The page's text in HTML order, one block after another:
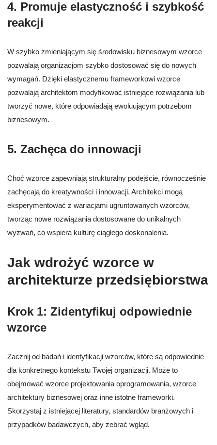
4. Promuje elastyczność i szybkość
reakcji
W szybko zmieniającym się środowisku biznesowym wzorce
pozwalają organizacjom szybko dostosować się do nowych
wymagań. Dzięki elastycznemu frameworkowi wzorce
pozwalają architektom modyfikować istniejące rozwiązania lub
tworzyć nowe, które odpowiadają ewoluującym potrzebom
biznesowym.
5. Zachęca do innowacji
Choć wzorce zapewniają strukturalny podejście, równocześnie
zachęcają do kreatywności i innowacji. Architekci mogą
eksperymentować z wariacjami ugruntowanych wzorców,
tworząc nowe rozwiązania dostosowane do unikalnych
wyzwań, co wspiera kulturę ciągłego doskonalenia.
Jak wdrożyć wzorce w
architekturze przedsiębiorstwa
Krok 1: Zidentyfikuj odpowiednie
wzorce
Zacznij od badań i identyfikacji wzorców, które są odpowiednie
dla konkretnego kontekstu Twojej organizacji. Może to
obejmować wzorce projektowania oprogramowania, wzorce
architektury biznesowej oraz inne istotne frameworki.
Skorzystaj z istniejącej literatury, standardów branżowych i
przypadków badawczych, aby zebrać wgląd.